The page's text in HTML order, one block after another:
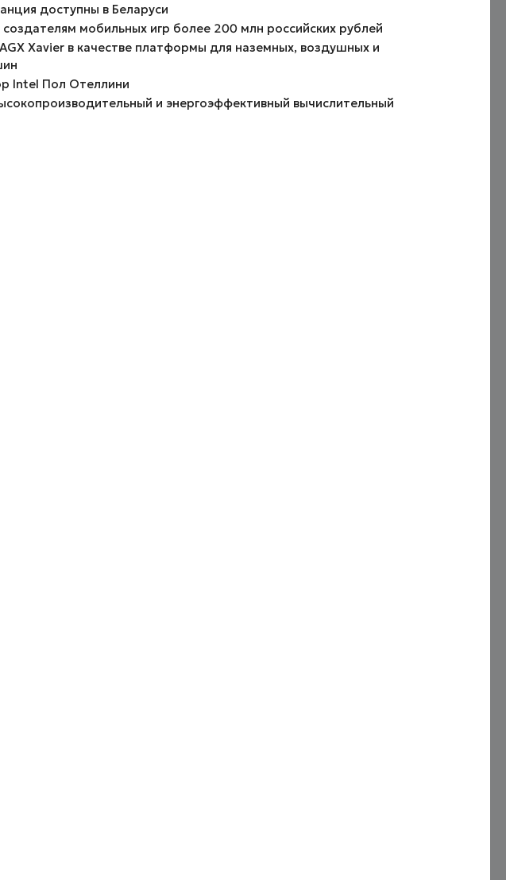
доступны в Беларуси
мобильных игр более 200 млн российских рублей
Xavier в качестве платформы для наземных, воздушных и
Intel Пол Отеллини
и энергоэффективный вычислительный